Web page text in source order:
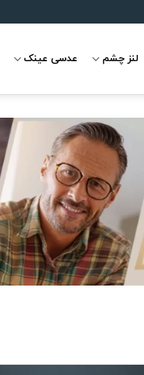
لنز چشم عدسی عینک